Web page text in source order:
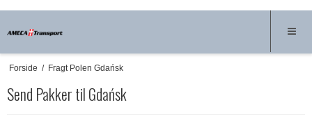
Forside / Fragt Polen Gdańsk
Send Pakker til Gdańsk